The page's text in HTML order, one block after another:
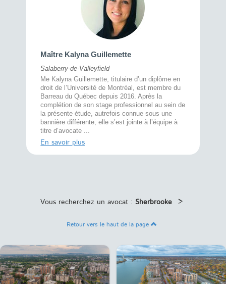
Maître Kalyna Guillemette
Salaberry-de-Valleyfield
Me Kalyna Guillemette, titulaire d’un diplôme en
droit de l’Université de Montréal, est membre du
Barreau du Québec depuis 2016. Après la
complétion de son stage professionnel au sein de
la présente étude, autrefois connue sous une
bannière différente, elle s’est jointe à l’équipe à
titre d’avocate ...
En savoir plus
Vous recherchez un avocat : Sherbrooke >
Retour vers le haut de la page